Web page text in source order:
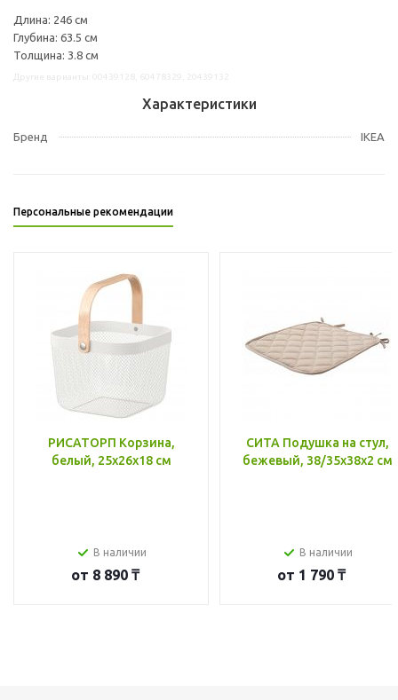
Длина: 246 см
Глубина: 63.5 см
Толщина: 3.8 см
Характеристики
Бренд IKEA
Персональные рекомендации
РИСАТОРП Корзина,
белый, 25x26x18 см
В наличии
от 8 890 ₸
СИТА Подушка на стул,
бежевый, 38/35x38x2 см
В наличии
от 1 790 ₸